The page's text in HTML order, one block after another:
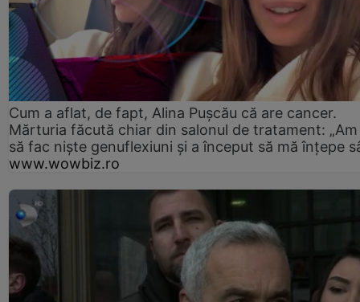
Cum a aflat, de fapt, Alina Pușcău că are cancer.
Mărturia făcută chiar din salonul de tratament:
să fac niște genuflexiuni și a început să mă înțepe
www.wowbiz.ro